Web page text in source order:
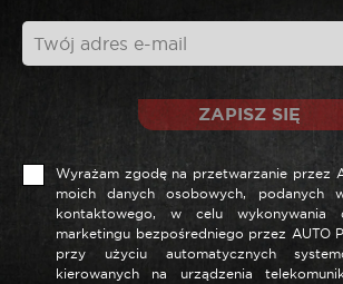
ZAPISZ SIĘ
Wyrażam zgodę na przetwarzanie przez
moich danych osobowych, podanych
kontaktowego, w celu wykonywania
marketingu bezpośredniego przez AUTO
przy użyciu automatycznych
kierowanych na urządzenia